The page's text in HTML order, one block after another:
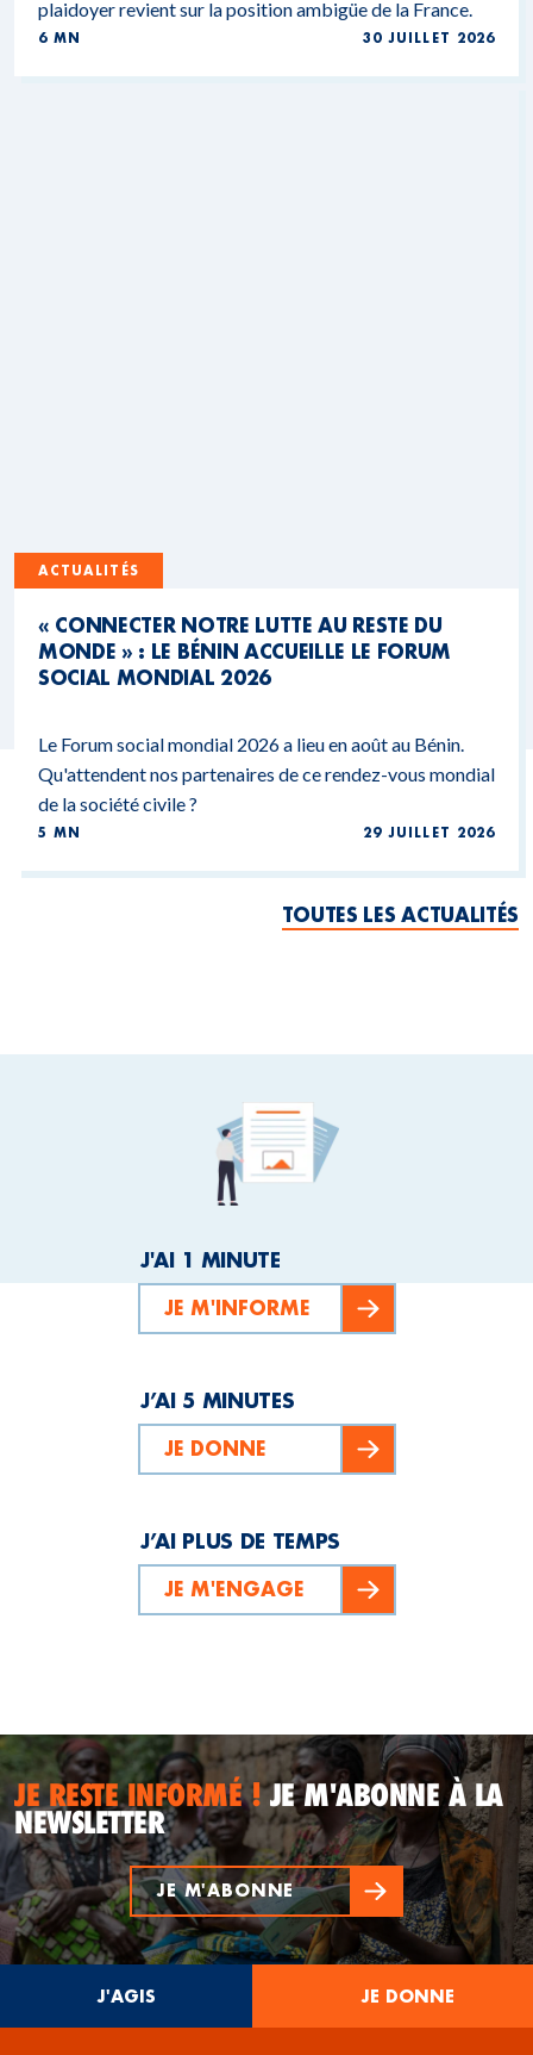
plaidoyer revient sur la position ambigüe de la France.
6 MN 30 JUILLET 2026
ACTUALITÉS
« CONNECTER NOTRE LUTTE AU RESTE DU
MONDE » : LE BÉNIN ACCUEILLE LE FORUM
SOCIAL MONDIAL 2026
Le Forum social mondial 2026 a lieu en août au Bénin.
Qu'attendent nos partenaires de ce rendez-vous mondial
de la société civile ?
5 MN 29 JUILLET 2026
TOUTES LES ACTUALITÉS
J'AI 1 MINUTE
JE M'INFORME
J’AI 5 MINUTES
JE DONNE
J’AI PLUS DE TEMPS
JE M'ENGAGE
JE RESTE INFORMÉ !JE M'ABONNE À LA
NEWSLETTER
JE M'ABONNE
J'AGIS JE DONNE